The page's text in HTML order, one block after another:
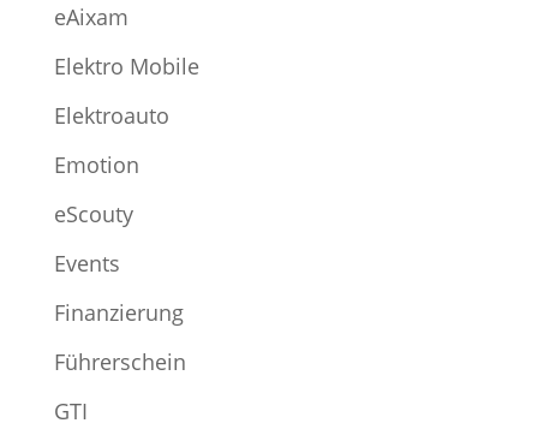
eAixam
Elektro Mobile
Elektroauto
Emotion
eScouty
Events
Finanzierung
Führerschein
GTI